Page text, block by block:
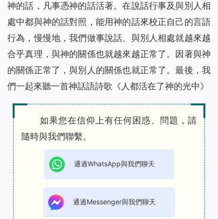
神的話，凡事憑神的話活著。在說話行事及與別人相
處中都與神的話對照，能用神的話來校正自己的言語
行為，慢慢地，我們做事說話、與別人相處就越來越
合乎真理，與神的關係也就越來越正常了。因著與神
的關係正常了，與別人的關係也就正常了。最後，我
們一起來聽一首神話語詩歌《 人都活在了神的光中》
如果您在信仰上有任何困惑、問題，請
隨時與我們聯繫。
通過WhatsApp與我們聊天
通過Messenger與我們聊天